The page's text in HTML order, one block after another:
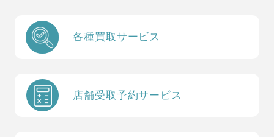
各種買取サービス
店舗受取予約サービス